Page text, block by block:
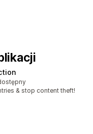
& stop content theft!